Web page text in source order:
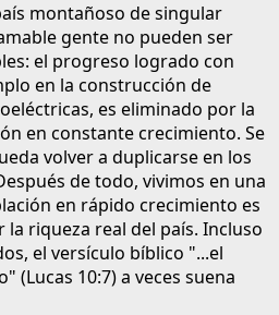
montañoso de singular
gente no pueden ser
el progreso logrado con
en la construcción de
es eliminado por la
en constante crecimiento. Se
volver a duplicarse en los
de todo, vivimos en una
en rápido crecimiento es
la riqueza real del país. Incluso
el versículo bíblico "...el
(Lucas 10:7) a veces suena